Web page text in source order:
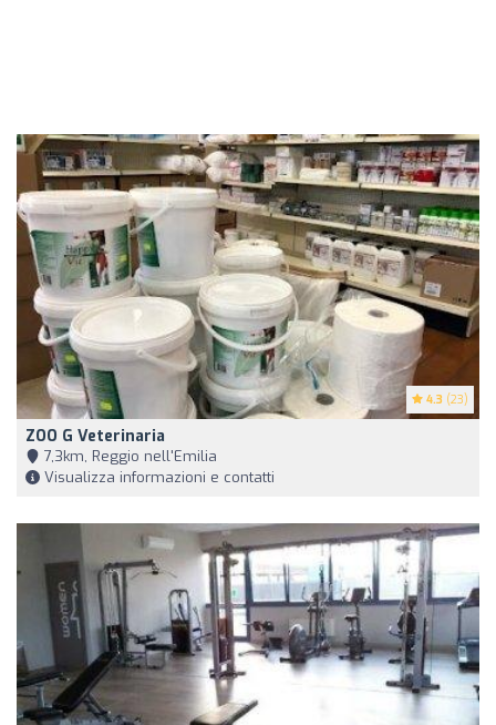
4.3 (23)
ZOO G Veterinaria
7,3km, Reggio nell'Emilia
Visualizza informazioni e contatti